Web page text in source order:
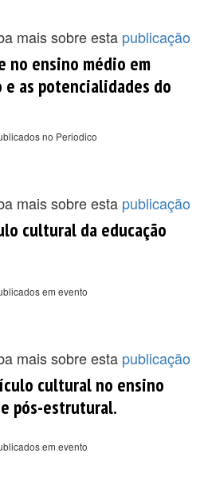
mais sobre esta publicação
no ensino médio em
as potencialidades do
no Periodico
mais sobre esta publicação
cultural da educação
em evento
mais sobre esta publicação
cultural no ensino
pós-estrutural.
em evento